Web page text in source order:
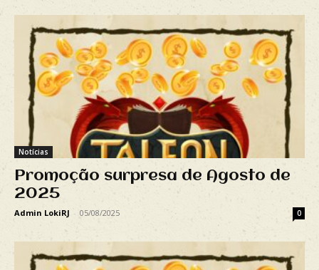
Notícias
Promoção surpresa de Agosto de
2025
Admin LokiRJ - 05/08/2025 0